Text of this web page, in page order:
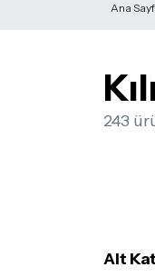
Ana
243
Alt